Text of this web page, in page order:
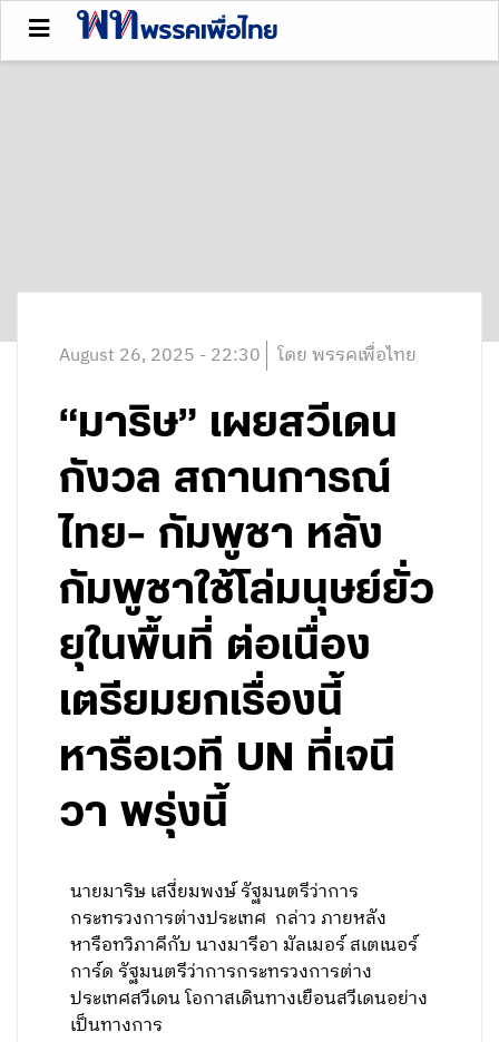
August 26, 2025 - 22:30 โดย พรรคเพื่อไทย
“มาริษ” เผยสวีเดน
กังวล สถานการณ์
ไทย- กัมพูชา หลัง
กัมพูชาใช้โล่มนุษย์ยั่ว
ยุในพื้นที่ ต่อเนื่อง
เตรียมยกเรื่องนี้
หารือเวที UN ที่เจนี
วา พรุ่งนี้
นายมาริษ เสงี่ยมพงษ์ รัฐมนตรีว่าการ
กระทรวงการต่างประเทศ กล่าว ภายหลัง
หารือทวิภาคีกับ นางมารีอา มัลเมอร์ สเตเนอร์
การ์ด รัฐมนตรีว่าการกระทรวงการต่าง
ประเทศสวีเดน โอกาสเดินทางเยือนสวีเดนอย่าง
เป็นทางการ